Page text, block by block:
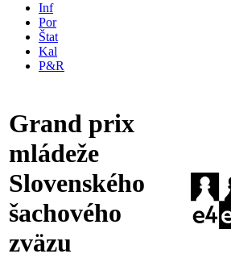
Inf
Por
Štat
Kal
P&R
Grand prix
mládeže
Slovenského
šachového
zväzu